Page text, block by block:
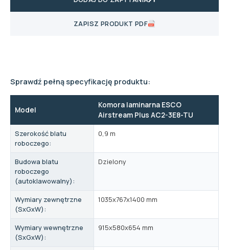
ZAPISZ PRODUKT PDF
Sprawdź pełną specyfikację produktu:
Model
Komora laminarna ESCO
Airstream Plus AC2-3E8-TU
Szerokość blatu
roboczego:
0,9 m
Budowa blatu
roboczego
(autoklawowalny):
Dzielony
Wymiary zewnętrzne
(SxGxW):
1035x767x1400 mm
Wymiary wewnętrzne
(SxGxW):
915x580x654 mm